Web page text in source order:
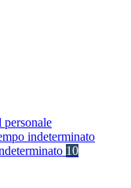
personale
indeterminato
10